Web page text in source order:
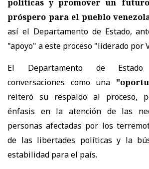
políticas y promover un
próspero para el pueblo
así el Departamento de Estado,
"apoyo" a este proceso "liderado por
El Departamento de
conversaciones como una
reiteró su respaldo al proceso,
énfasis en la atención de las
personas afectadas por los
de las libertades políticas y la
estabilidad para el país.